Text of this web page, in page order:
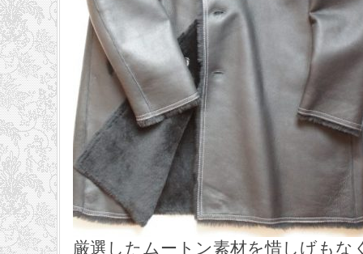
厳選したムートン素材を惜しげもな